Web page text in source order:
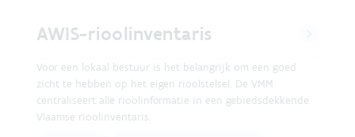
AWIS-rioolinventaris
Voor een lokaal bestuur is het belangrijk om een goed
zicht te hebben op het eigen rioolstelsel. De VMM
centraliseert alle rioolinformatie in een gebiedsdekkende
Vlaamse rioolinventaris.